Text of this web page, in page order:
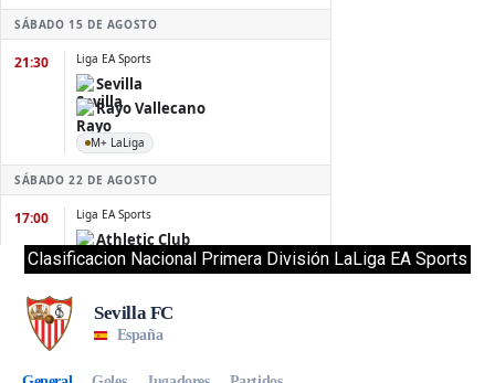
Clasificacion Nacional Primera División LaLiga EA Sports